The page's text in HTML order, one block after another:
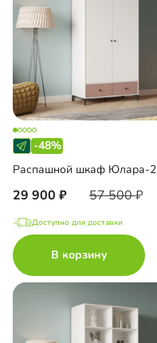
-48%
Распашной шкаф Юлара-2
29 900 57 500
Доступно для доставки
В корзину